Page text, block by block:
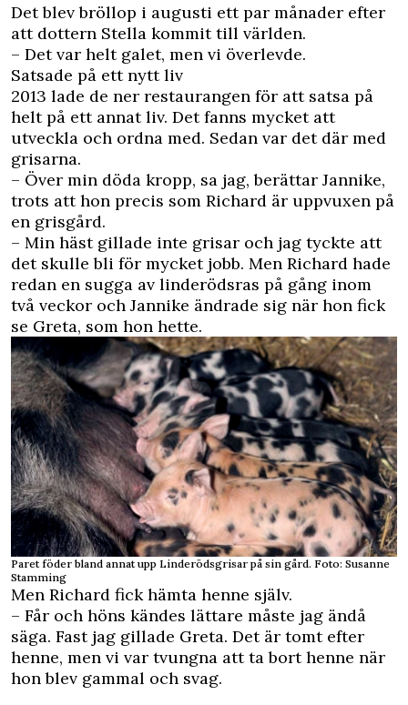
Det blev bröllop i augusti ett par månader efter
att dottern Stella kommit till världen.
– Det var helt galet, men vi överlevde.
Satsade på ett nytt liv
2013 lade de ner restaurangen för att satsa på
helt på ett annat liv. Det fanns mycket att
utveckla och ordna med. Sedan var det där med
grisarna.
– Över min döda kropp, sa jag, berättar Jannike,
trots att hon precis som Richard är uppvuxen på
en grisgård.
– Min häst gillade inte grisar och jag tyckte att
det skulle bli för mycket jobb. Men Richard hade
redan en sugga av linderödsras på gång inom
två veckor och Jannike ändrade sig när hon fick
se Greta, som hon hette.
Paret föder bland annat upp Linderödsgrisar på sin gård. Foto: Susanne
Stamming
Men Richard fick hämta henne själv.
– Får och höns kändes lättare måste jag ändå
säga. Fast jag gillade Greta. Det är tomt efter
henne, men vi var tvungna att ta bort henne när
hon blev gammal och svag.